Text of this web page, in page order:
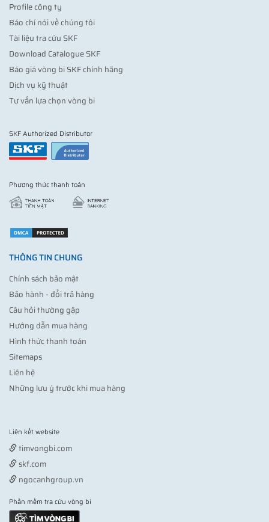
Profile công ty
Báo chí nói về chúng tôi
Tài liệu tra cứu SKF
Download Catalogue SKF
Báo giá vòng bi SKF chính hãng
Dịch vụ kỹ thuật
Tư vấn lựa chọn vòng bi
SKF Authorized Distributor
Phương thức thanh toán
THÔNG TIN CHUNG
Chính sách bảo mật
Bảo hành - đổi trả hàng
Câu hỏi thường gặp
Hướng dẫn mua hàng
Hình thức thanh toán
Sitemaps
Liên hệ
Những lưu ý trước khi mua hàng
Liên kết website
timvongbi.com
skf.com
ngocanhgroup.vn
Phần mềm tra cứu vòng bi